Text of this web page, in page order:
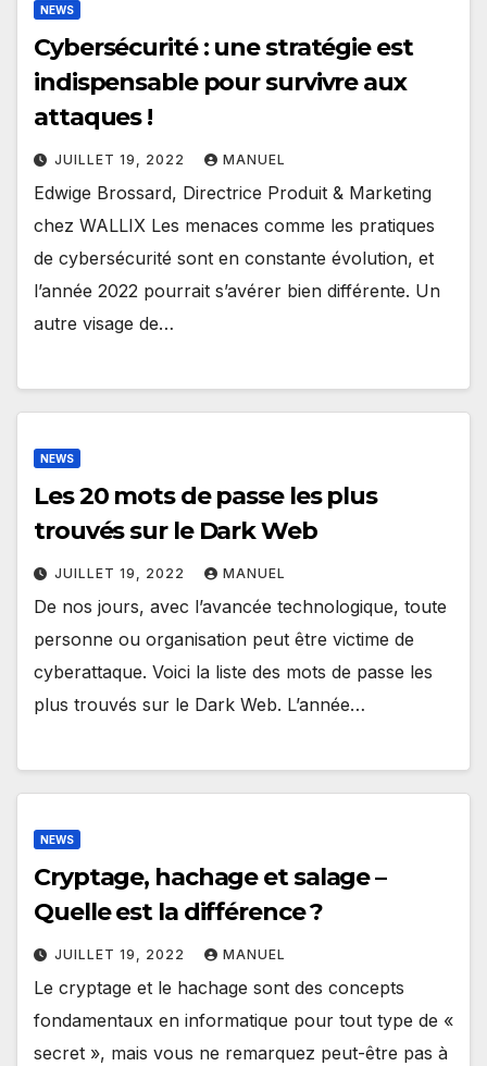
NEWS
Cybersécurité : une stratégie est
indispensable pour survivre aux
attaques !
JUILLET 19, 2022 MANUEL
Edwige Brossard, Directrice Produit & Marketing
chez WALLIX Les menaces comme les pratiques
de cybersécurité sont en constante évolution, et
l’année 2022 pourrait s’avérer bien différente. Un
autre visage de…
NEWS
Les 20 mots de passe les plus
trouvés sur le Dark Web
JUILLET 19, 2022 MANUEL
De nos jours, avec l’avancée technologique, toute
personne ou organisation peut être victime de
cyberattaque. Voici la liste des mots de passe les
plus trouvés sur le Dark Web. L’année…
NEWS
Cryptage, hachage et salage –
Quelle est la différence ?
JUILLET 19, 2022 MANUEL
Le cryptage et le hachage sont des concepts
fondamentaux en informatique pour tout type de «
secret », mais vous ne remarquez peut-être pas à